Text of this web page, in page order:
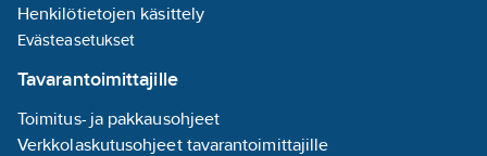
Henkilötietojen käsittely
Evästeasetukset
Tavarantoimittajille
Toimitus- ja pakkausohjeet
Verkkolaskutusohjeet tavarantoimittajille